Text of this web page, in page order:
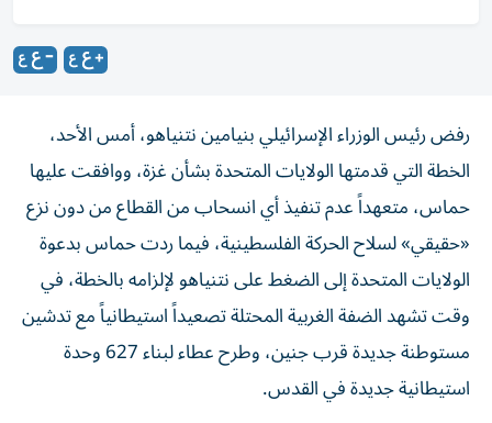
رفض رئيس الوزراء الإسرائيلي بنيامين نتنياهو، أمس الأحد،
الخطة التي قدمتها الولايات المتحدة بشأن غزة، ووافقت عليها
حماس، متعهداً عدم تنفيذ أي انسحاب من القطاع من دون نزع
«حقيقي» لسلاح الحركة الفلسطينية، فيما ردت حماس بدعوة
الولايات المتحدة إلى الضغط على نتنياهو لإلزامه بالخطة، في
وقت تشهد الضفة الغربية المحتلة تصعيداً استيطانياً مع تدشين
مستوطنة جديدة قرب جنين، وطرح عطاء لبناء 627 وحدة
استيطانية جديدة في القدس.